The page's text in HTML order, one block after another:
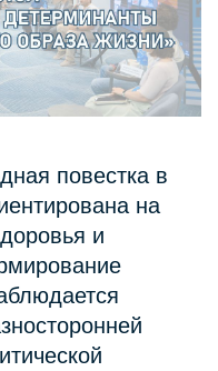
повестка в
на
и